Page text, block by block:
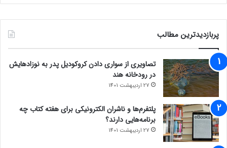
پربازدیدترین مطالب
تصاویری از سواری دادن کروکودیل پدر به نوزادهایش
در رودخانه هند
27 اردیبهشت 1401
پلتفرم‌ها و ناشران الکترونیکی برای هفته کتاب چه
برنامه‌هایی دارند؟
27 اردیبهشت 1401